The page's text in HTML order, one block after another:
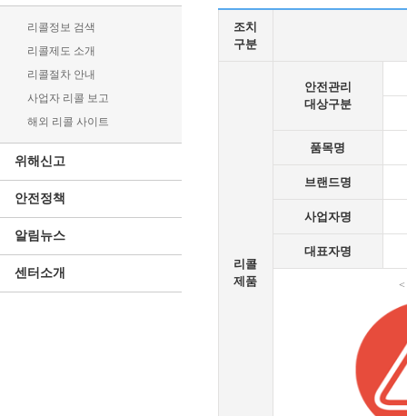
리콜정보 검색
리콜제도 소개
리콜절차 안내
사업자 리콜 보고
해외 리콜 사이트
위해신고
안전정책
알림뉴스
센터소개
조치
구분
리콜
제품
안전관리
대상구분
품목명
브랜드명
사업자명
대표자명